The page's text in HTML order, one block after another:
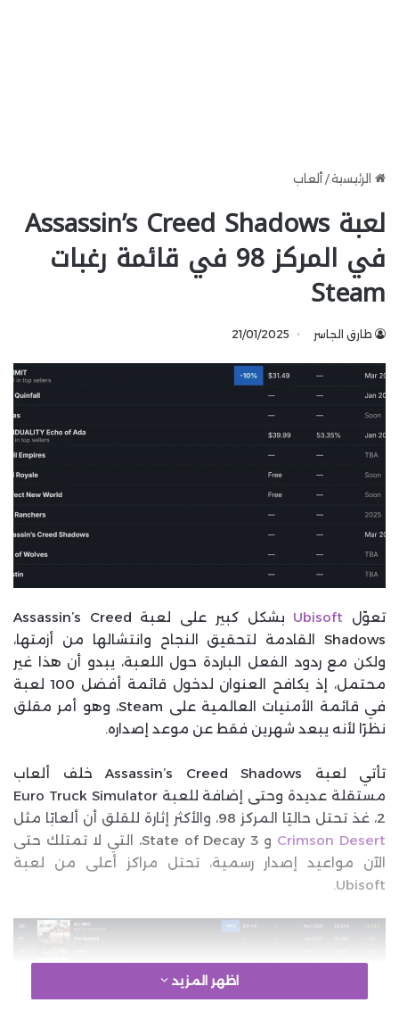
الرئيسية/ ألعاب
لعبة Assassin’s Creed Shadows
في المركز 98 في قائمة رغبات
Steam
طارق الجاسر 21/01/2025
تعوّل Ubisoft
بشكل كبير على لعبة Assassin’s Creed
Shadows القادمة لتحقيق النجاح وانتشالها من أزمتها،
ولكن مع ردود الفعل الباردة حول اللعبة، يبدو أن هذا غير
محتمل، إذ يكافح العنوان لدخول قائمة أفضل 100 لعبة
في قائمة الأمنيات العالمية على Steam، وهو أمر مقلق
نظرًا لأنه يبعد شهرين فقط عن موعد إصداره.
تأتي لعبة Assassin’s Creed Shadows خلف ألعاب
مستقلة عديدة وحتى إضافة للعبة Euro Truck Simulator
2، غذ تحتل حاليًا المركز 98، والأكثر إثارة للقلق أن ألعابًا مثل
Crimson Desert
و State of Decay 3، التي لا تمتلك حتى
الآن مواعيد إصدار رسمية، تحتل مراكز أعلى من لعبة
Ubisoft.
اظهر المزيد